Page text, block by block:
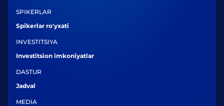
SPIKERLAR
Spikerlar ro'yxati
INVESTITSIYA
Investitsion imkoniyatlar
DASTUR
Jadval
MEDIA